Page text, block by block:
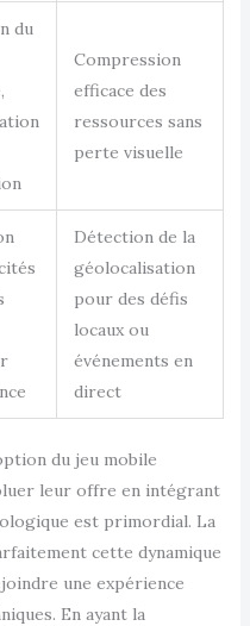
du
Compression
efficace des
ressources sans
perte visuelle
Détection de la
géolocalisation
pour des défis
locaux ou
événements en
direct
du jeu mobile
leur offre en intégrant
est primordial. La
cette dynamique
une expérience
En ayant la